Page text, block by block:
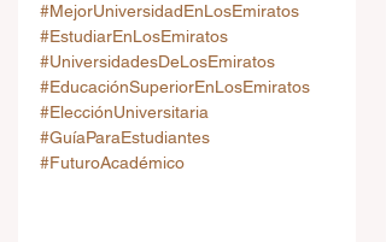
#MejorUniversidadEnLosEmiratos
#EstudiarEnLosEmiratos
#UniversidadesDeLosEmiratos
#EducaciónSuperiorEnLosEmiratos
#ElecciónUniversitaria
#GuíaParaEstudiantes
#FuturoAcadémico